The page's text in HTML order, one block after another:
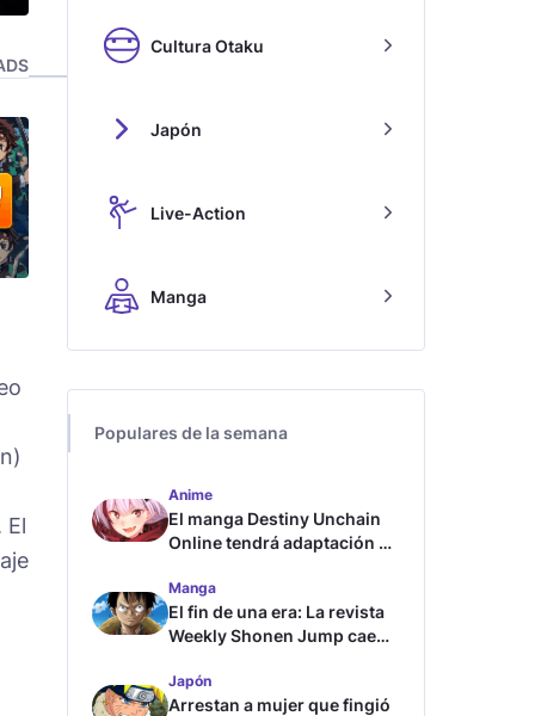
El
Cultura Otaku
Japón
Live-Action
Manga
Populares de la semana
Anime
El manga Destiny Unchain
Online tendrá adaptación al
Manga
El fin de una era: La revista
Weekly Shonen Jump cae
copias
Japón
Arrestan a mujer que fingió